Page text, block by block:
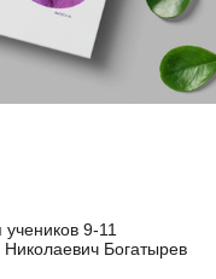
9-11
Богатырев